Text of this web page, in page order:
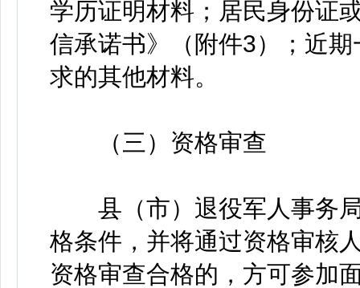
学历证明材料；居民身份证
信承诺书》（附件3）；近
求的其他材料。
（三）资格审查
县（市）退役军人事务局
格条件，并将通过资格审核
资格审查合格的，方可参加